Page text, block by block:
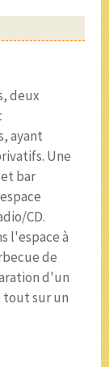
deux
ayant
Une
bar
CD.
l'espace à
de
d'un
tout sur un